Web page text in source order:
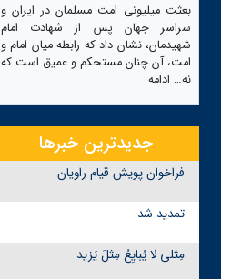
بعثت میلیونی امت مسلمان در ایران و
سراسر جهان پس از شهادت امام
شهیدمان، نشان داد که رابطه میان امام و
امت، آن چنان مستحکم و عمیق است که
نه… ادامه
جدیدترین خبرها
فراخوان پویش قیام راویان
تمدید شد
مِثلی لا یُبایِعُ مِثلَ یَزید